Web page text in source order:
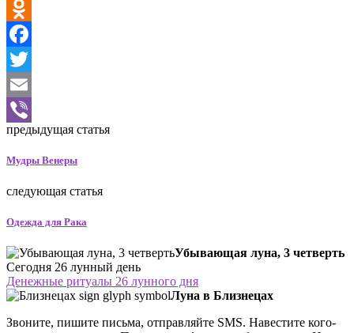
VK
Odnoklassniki
Facebook
Twitter
Email
Viber
предыдущая статья
Мудры Венеры
следующая статья
Одежда для Рака
Убывающая луна, 3 четверть
Сегодня 26 лунный день
Денежные ритуалы 26 лунного дня
Луна в Близнецах
Звоните, пишите письма, отправляйте SMS. Навестите кого-